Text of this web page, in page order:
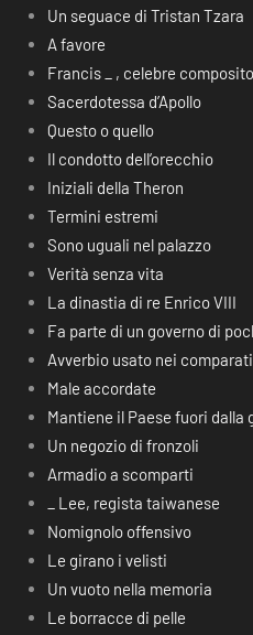
Un seguace di Tristan Tzara
A favore
Francis _ , celebre
Sacerdotessa d’Apollo
Questo o quello
Il condotto dell’orecchio
Iniziali della Theron
Termini estremi
Sono uguali nel palazzo
Verità senza vita
La dinastia di re Enrico VIII
Fa parte di un governo di
Avverbio usato nei
Male accordate
Mantiene il Paese fuori dalla
Un negozio di fronzoli
Armadio a scomparti
_ Lee, regista taiwanese
Nomignolo offensivo
Le girano i velisti
Un vuoto nella memoria
Le borracce di pelle